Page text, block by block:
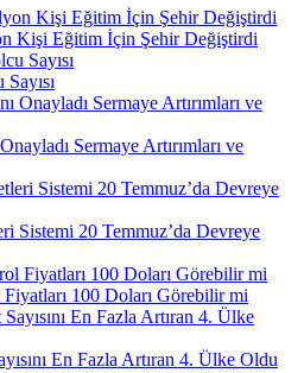
Kişi Eğitim İçin Şehir Değiştirdi
Sermaye Artırımları ve
Sistemi 20 Temmuz’da Devreye
100 Doları Görebilir mi
En Fazla Artıran 4. Ülke Oldu